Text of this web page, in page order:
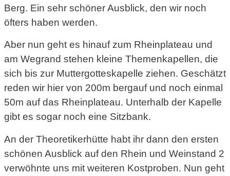
Berg. Ein sehr schöner Ausblick, den wir noch
öfters haben werden.
Aber nun geht es hinauf zum Rheinplateau und
am Wegrand stehen kleine Themenkapellen, die
sich bis zur Muttergotteskapelle ziehen. Geschätzt
reden wir hier von 200m bergauf und noch einmal
50m auf das Rheinplateau. Unterhalb der Kapelle
gibt es sogar noch eine Sitzbank.
An der Theoretikerhütte habt ihr dann den ersten
schönen Ausblick auf den Rhein und Weinstand 2
verwöhnte uns mit weiteren Kostproben. Nun geht